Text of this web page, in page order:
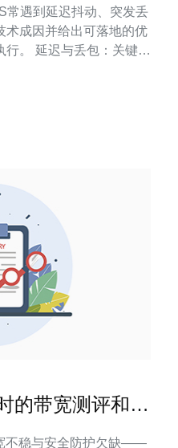
常遇到延迟抖动、突发丢
术成因并给出可落地的优
关键影
动与丢包会比平均RTT
的带宽测评和安
不稳与安全防护欠缺——